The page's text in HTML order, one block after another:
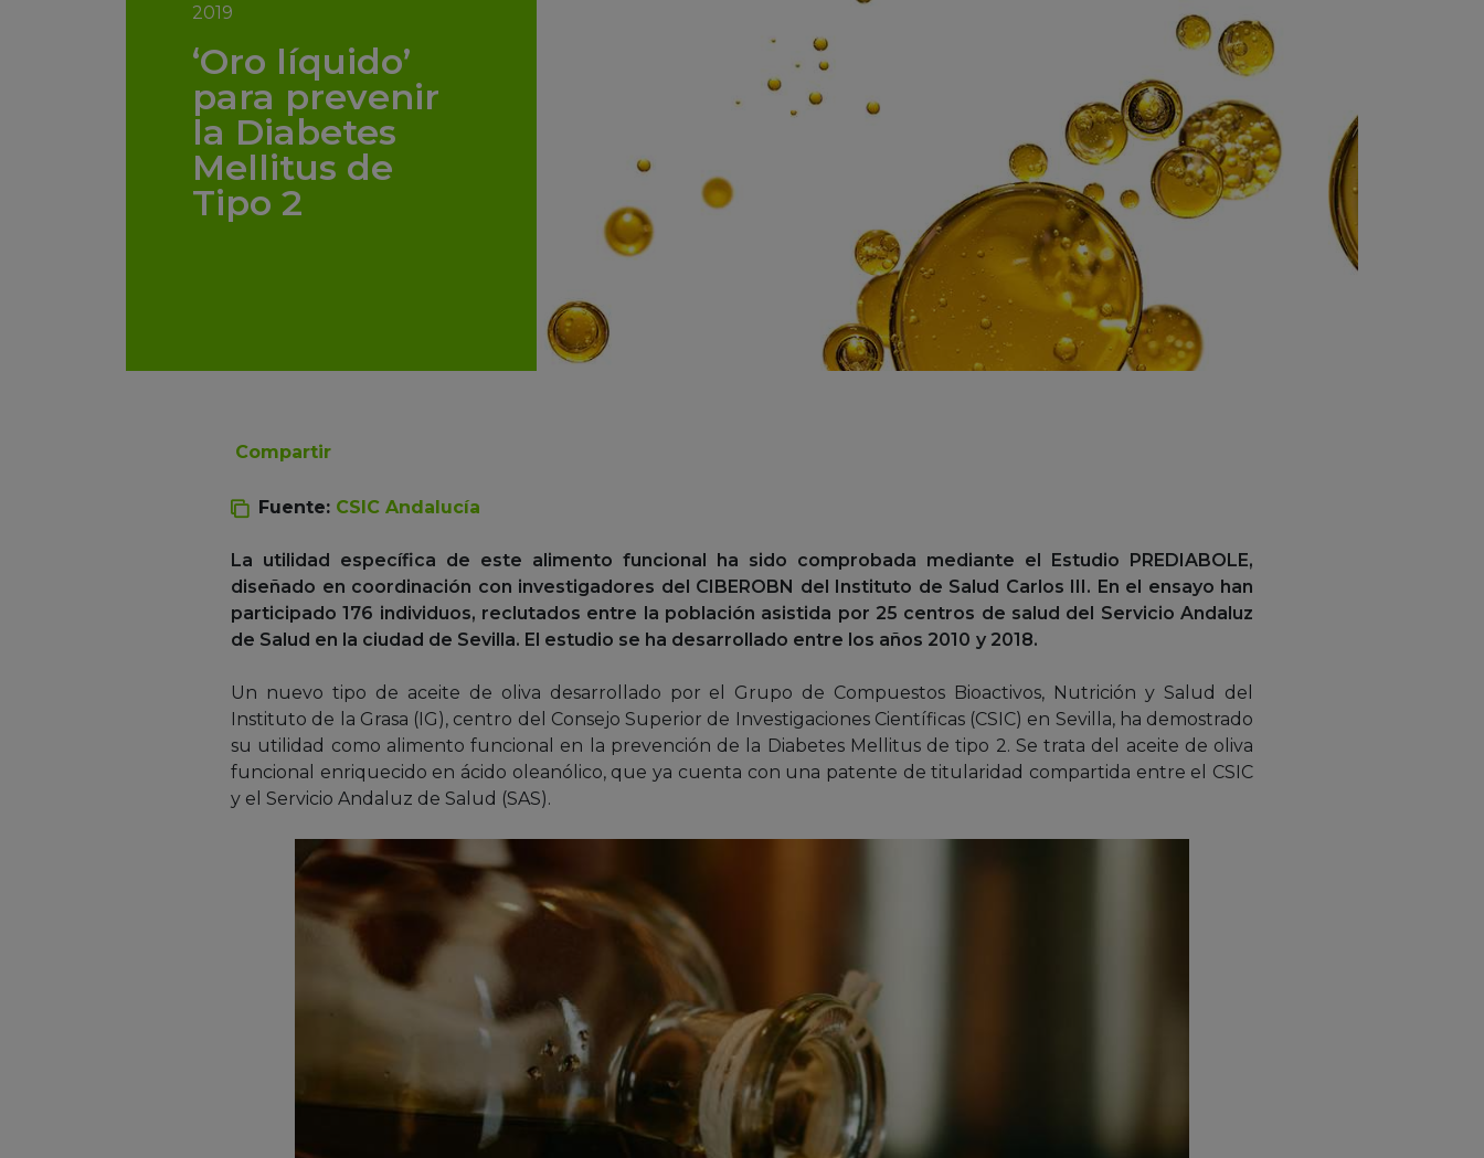
2019
‘Oro líquido’
para prevenir
la Diabetes
Mellitus de
Tipo 2
Compartir
Fuente: CSIC Andalucía
La utilidad específica de este alimento funcional ha sido comprobada mediante el Estudio PREDIABOLE,
diseñado en coordinación con investigadores del CIBEROBN del Instituto de Salud Carlos III. En el ensayo han
participado 176 individuos, reclutados entre la población asistida por 25 centros de salud del Servicio Andaluz
de Salud en la ciudad de Sevilla. El estudio se ha desarrollado entre los años 2010 y 2018.
Un nuevo tipo de aceite de oliva desarrollado por el Grupo de Compuestos Bioactivos, Nutrición y Salud del
Instituto de la Grasa (IG), centro del Consejo Superior de Investigaciones Científicas (CSIC) en Sevilla, ha demostrado
su utilidad como alimento funcional en la prevención de la Diabetes Mellitus de tipo 2. Se trata del aceite de oliva
funcional enriquecido en ácido oleanólico, que ya cuenta con una patente de titularidad compartida entre el CSIC
y el Servicio Andaluz de Salud (SAS).